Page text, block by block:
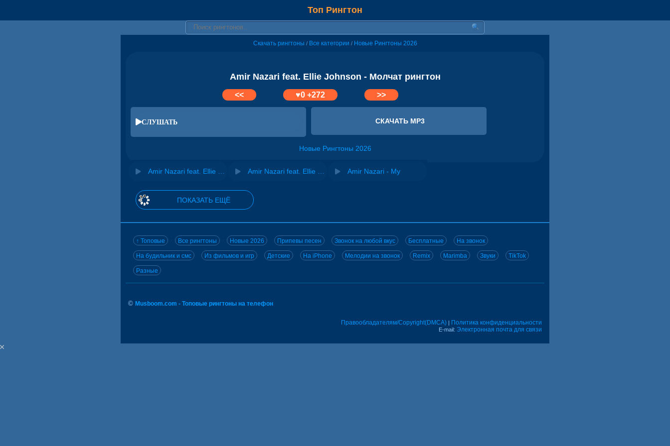
Топ Рингтон
Скачать рингтоны / Все категории / Новые Рингтоны 2026
Amir Nazari feat. Ellie Johnson - Молчат рингтон
<< ♥0+272 >>
СЛУШАТЬ СКАЧАТЬ MP3
Новые Рингтоны 2026
Amir Nazari - My
ПОКАЗАТЬ ЕЩЁ
↑ Топовые Все рингтоны Новые 2026 Припевы песен Звонок на любой вкус Бесплатные На звонок
На будильник и смс Из фильмов и игр Детские На iPhone Мелодии на звонок Remix Marimba Звуки TikTok
Разные
© Musboom.com - Топовые рингтоны на телефон
Правообладателям/Copyright(DMCA) | Политика конфиденциальности
E-mail: Электронная почта для связи